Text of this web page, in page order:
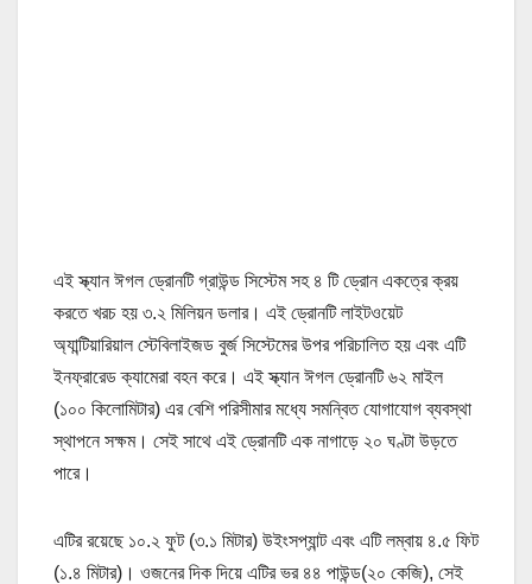
এই স্ক্যান ঈগল ড্রোনটি গ্রাউন্ড সিস্টেম সহ ৪ টি ড্রোন একত্রে ক্রয়
করতে খরচ হয় ৩.২ মিলিয়ন ডলার। এই ড্রোনটি লাইটওয়েট
অ্যান্টিয়ারিয়াল স্টেবিলাইজড বুর্জ সিস্টেমের উপর পরিচালিত হয় এবং এটি
ইনফ্রারেড ক্যামেরা বহন করে। এই স্ক্যান ঈগল ড্রোনটি ৬২ মাইল
(১০০ কিলোমিটার) এর বেশি পরিসীমার মধ্যে সমন্বিত যোগাযোগ ব্যবস্থা
স্থাপনে সক্ষম। সেই সাথে এই ড্রোনটি এক নাগাড়ে ২০ ঘণ্টা উড়তে
পারে।
এটির রয়েছে ১০.২ ফুট (৩.১ মিটার) উইংসপ্যান্ট এবং এটি লম্বায় ৪.৫ ফিট
(১.৪ মিটার)। ওজনের দিক দিয়ে এটির ভর ৪৪ পাউন্ড(২০ কেজি), সেই